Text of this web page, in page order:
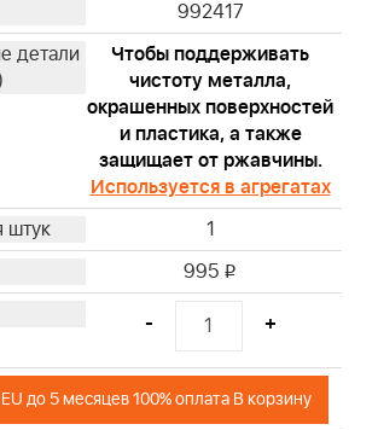
992417
Чтобы поддерживать
чистоту металла,
окрашенных поверхностей
и пластика, а также
защищает от ржавчины.
Используется в агрегатах
1
995 i
- +
до 5 месяцев 100% оплата В корзину